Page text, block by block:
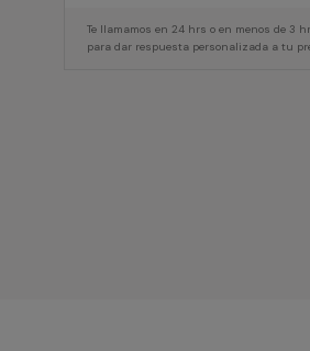
Te llamamos en 24 hrs o en menos de 3
para dar respuesta personalizada a tu